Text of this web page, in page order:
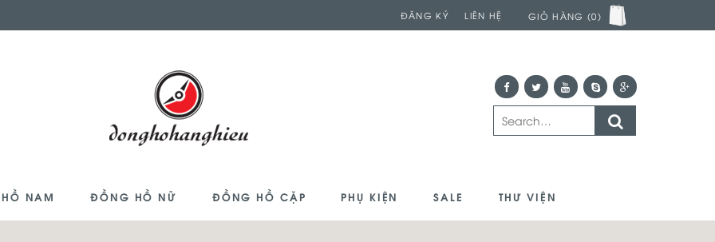
ĐĂNG KÝ LIÊN HỆ GIỎ HÀNG (0)
NAM ĐỒNG HỒ NỮ ĐỒNG HỒ CẶP PHỤ KIỆN SALE THƯ VIỆN